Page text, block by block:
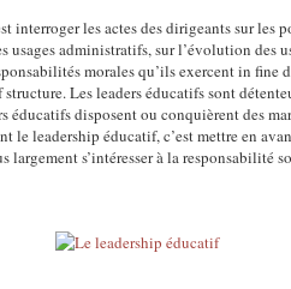
interroger les actes des dirigeants sur les
administratifs, sur l’évolution des
morales qu’ils exercent in fine
Les leaders éducatifs sont
éducatifs disposent ou conquièrent des
le leadership éducatif, c’est mettre en
s’intéresser à la responsabilité